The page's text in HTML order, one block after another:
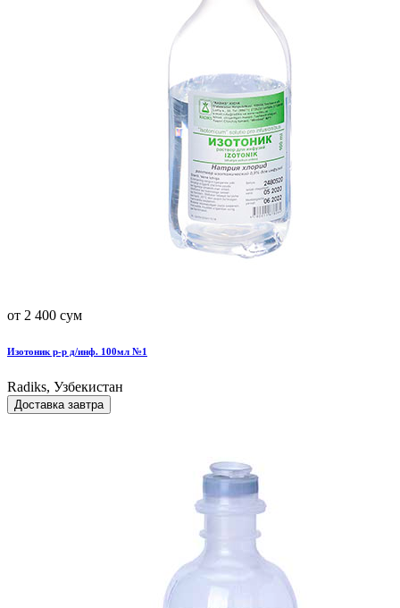
от 2 400 сум
Изотоник р-р д/инф. 100мл №1
Radiks, Узбекистан
Доставка завтра